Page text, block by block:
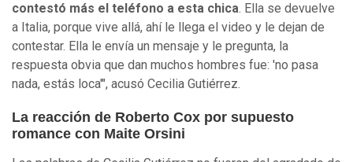
contestó más el teléfono a esta chica. Ella se devuelve
a Italia, porque vive allá, ahí le llega el video y le dejan de
contestar. Ella le envía un mensaje y le pregunta, la
respuesta obvia que dan muchos hombres fue: 'no pasa
nada, estás loca'", acusó Cecilia Gutiérrez.
La reacción de Roberto Cox por supuesto
romance con Maite Orsini